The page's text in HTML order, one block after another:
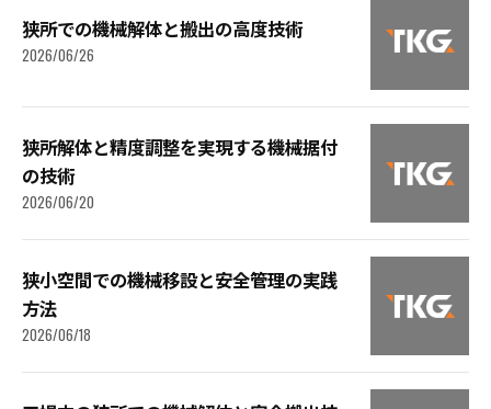
狭所での機械解体と搬出の高度技術
2026/06/26
狭所解体と精度調整を実現する機械据付
の技術
2026/06/20
狭小空間での機械移設と安全管理の実践
方法
2026/06/18